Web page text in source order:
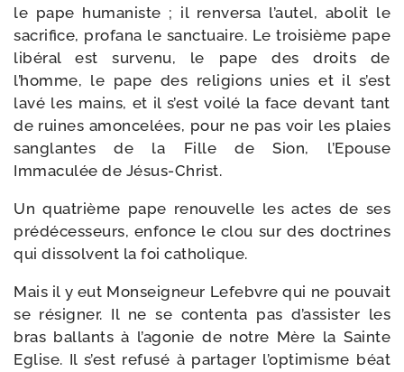
le pape huma­niste ; il ren­ver­sa l’autel, abo­lit le
sacri­fice, pro­fa­na le sanc­tuaire. Le troi­sième pape
libé­ral est sur­ve­nu, le pape des droits de
l’homme, le pape des reli­gions unies et il s’est
lavé les mains, et il s’est voi­lé la face devant tant
de ruines amon­ce­lées, pour ne pas voir les plaies
san­glantes de la Fille de Sion, l’Epouse
Immaculée de Jésus-Christ.
Un qua­trième pape renou­velle les actes de ses
pré­dé­ces­seurs, enfonce le clou sur des doc­trines
qui dis­solvent la foi catholique.
Mais il y eut Monseigneur Lefebvre qui ne pou­vait
se rési­gner. Il ne se conten­ta pas d’assister les
bras bal­lants à l’agonie de notre Mère la Sainte
Eglise. Il s’est refu­sé à par­ta­ger l’optimisme béat